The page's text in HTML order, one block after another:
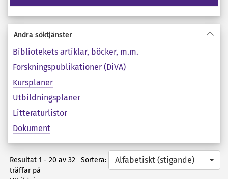
Andra söktjänster
Bibliotekets artiklar, böcker, m.m.
Forskningspublikationer (DiVA)
Kursplaner
Utbildningsplaner
Litteraturlistor
Dokument
Resultat 1 - 20 av 32
träffar på
Sortera: Alfabetiskt (stigande)